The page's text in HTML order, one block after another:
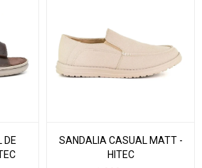
DE
SANDALIA CASUAL MATT -
HITEC